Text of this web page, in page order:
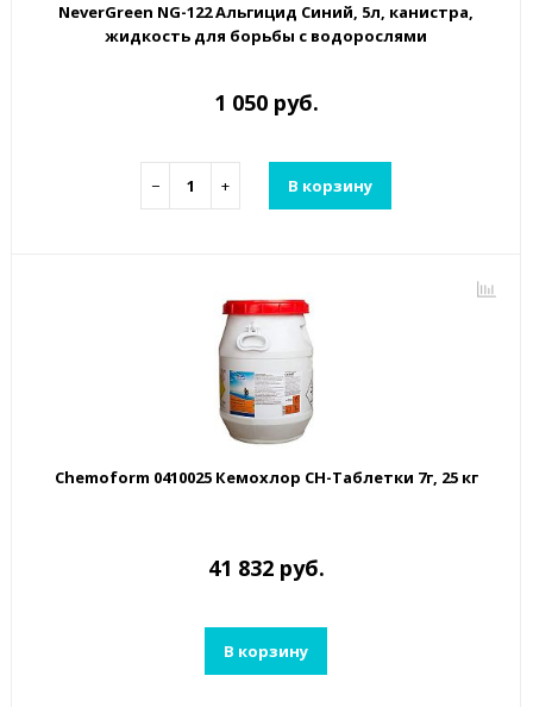
NeverGreen NG-122 Альгицид Синий, 5л, канистра,
жидкость для борьбы с водорослями
1 050 руб.
− + В корзину
Chemoform 0410025 Кемохлор СН-Таблетки 7г, 25 кг
41 832 руб.
В корзину